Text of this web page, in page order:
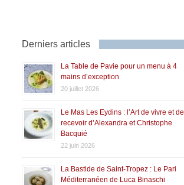
Derniers articles
La Table de Pavie pour un menu à 4
mains d’exception
20 juillet 2026
Le Mas Les Eydins : l’Art de vivre et de
recevoir d’Alexandra et Christophe
Bacquié
22 juin 2026
La Bastide de Saint-Tropez : Le Pari
Méditerranéen de Luca Binaschi